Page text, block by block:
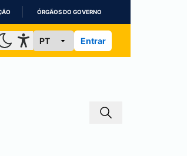
ÓRGÃOS DO GOVERNO
Entrar